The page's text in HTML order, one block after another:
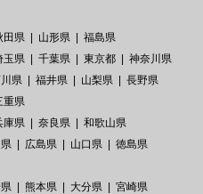
田県 山形県
福島県
玉県 千葉県 東京都
神奈川県
県 福井県 山梨県
長野県
重県
庫県 奈良県
和歌山県
広島県 山口県
徳島県
熊本県 大分県
宮崎県